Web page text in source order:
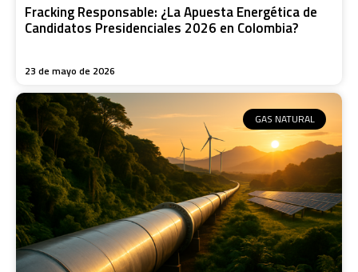
Fracking Responsable: ¿La Apuesta Energética de
Candidatos Presidenciales 2026 en Colombia?
23 de mayo de 2026
GAS NATURAL